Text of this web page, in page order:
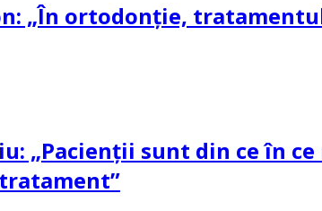
„În ortodonție,
„Pacienții sunt din ce în